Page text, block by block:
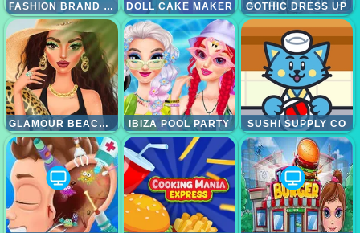
FASHION BRAND 3D DOLL CAKE MAKER GOTHIC DRESS UP
GLAMOUR BEACHLIFE IBIZA POOL PARTY SUSHI SUPPLY CO